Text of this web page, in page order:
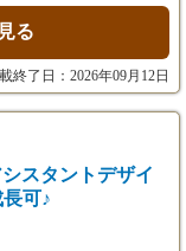
業代（月45時間分／7
みます。超過分は別途
期間中の待遇に変更は
月給45万円＋賞与）
収700万円以上が可能
造する、やりがいに満
舗設計、デザイン（Ve
験豊富な上司が丁寧に指
応じ
オペレーターいずれ
経験がどの職種に合う
サウナ、ビジネスホテ
物販店など、多種多様
工期は1案件あたり1～
る
終了日：2026年09月12日
スタントデザイ
可♪